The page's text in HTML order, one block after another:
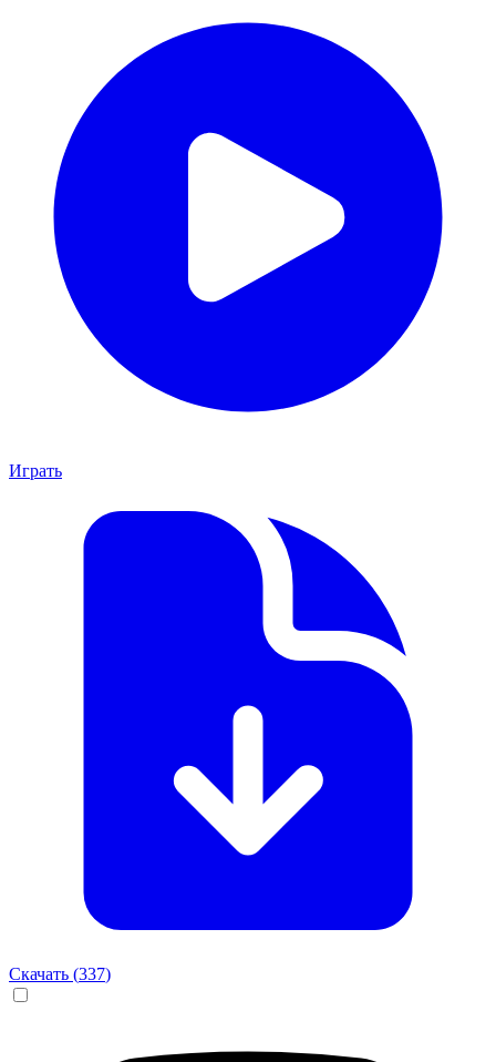
Играть
Скачать (337)